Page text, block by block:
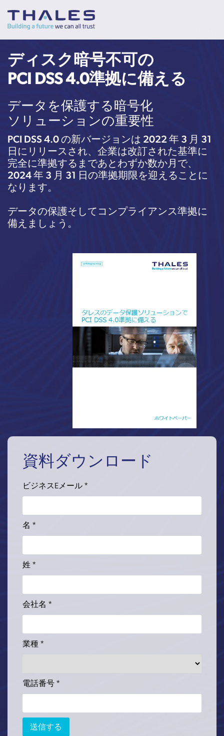
ディスク暗号不可の
PCI DSS 4.0準拠に備える
データを保護する暗号化
ソリューションの重要性
PCI DSS 4.0 の新バージョンは 2022 年 3 月 31
日にリリースされ、企業は改訂された基準に
完全に準拠するまであとわずか数か月で、
2024 年 3 月 31 日の準拠期限を迎えることに
なります。
データの保護そしてコンプライアンス準拠に
備えましょう。
資料ダウンロード
ビジネスEメール *
名 *
姓 *
会社名 *
業種 *
電話番号 *